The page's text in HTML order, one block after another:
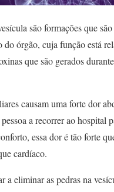
são formações que
do órgão, cuja função está
que são gerados
causam uma forte dor
a recorrer ao hospital
essa dor é tão forte
cardíaco.
a eliminar as pedras na